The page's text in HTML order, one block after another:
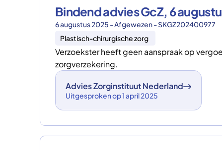
Bindend advies GcZ, 6
6 augustus 2025 - Afgewezen - SKGZ202400977
Plastisch-chirurgische zorg
Verzoekster heeft geen aanspraak op
zorgverzekering.
Advies Zorginstituut Nederland
Uitgesproken op 1 april 2025